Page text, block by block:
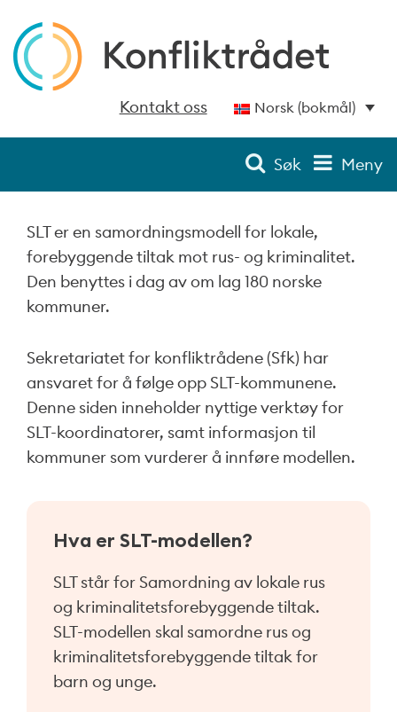
Kontakt oss Norsk (bokmål)
Søk Meny
SLT er en samordningsmodell for lokale,
forebyggende tiltak mot rus- og kriminalitet.
Den benyttes i dag av om lag 180 norske
kommuner.
Sekretariatet for konfliktrådene (Sfk) har
ansvaret for å følge opp SLT-kommunene.
Denne siden inneholder nyttige verktøy for
SLT-koordinatorer, samt informasjon til
kommuner som vurderer å innføre modellen.
Hva er SLT-modellen?
SLT står for Samordning av lokale rus
og kriminalitetsforebyggende tiltak.
SLT-modellen skal samordne rus og
kriminalitetsforebyggende tiltak for
barn og unge.